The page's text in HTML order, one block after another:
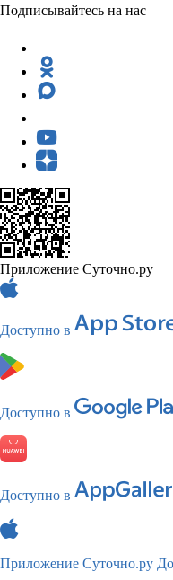
Подписывайтесь на нас
Приложение Суточно.ру
Доступно в
Доступно в
Доступно в
Приложение Суточно.ру